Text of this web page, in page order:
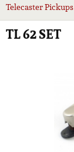
Telecaster Pickups
TL 62 SET